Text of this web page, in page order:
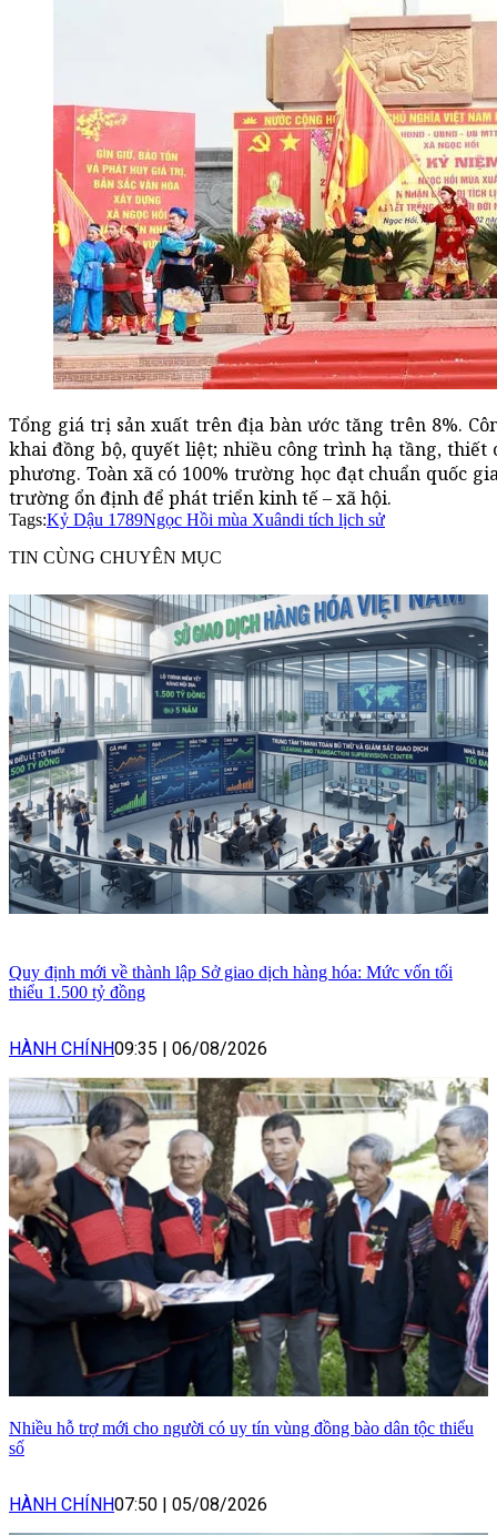
Tổng giá trị sản xuất trên địa bàn ước tăng trên 8%.
khai đồng bộ, quyết liệt; nhiều công trình hạ tầng, thiết
phương. Toàn xã có 100% trường học đạt chuẩn quốc
trường ổn định để phát triển kinh tế – xã hội.
Tags:Kỷ Dậu 1789Ngọc Hồi mùa Xuândi tích lịch sử
TIN CÙNG CHUYÊN MỤC
Quy định mới về thành lập Sở giao dịch hàng hóa: Mức vốn tối
thiểu 1.500 tỷ đồng
HÀNH CHÍNH09:35 06/08/2026
Nhiều hỗ trợ mới cho người có uy tín vùng đồng bào dân tộc thiểu
số
HÀNH CHÍNH07:50 05/08/2026